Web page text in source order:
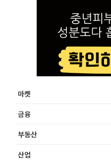
마켓
금융
부동산
산업